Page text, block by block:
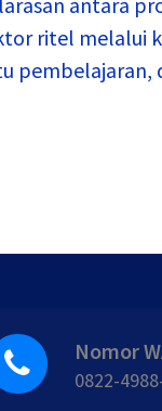
ritel melalui
pembelajaran,
Nomor
0822-